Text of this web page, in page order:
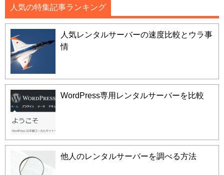
人気の特集記事ランキング
人気レンタルサーバーの速度比較とウラ事
情
WordPress専用レンタルサーバーを比較
他人のレンタルサーバーを調べる方法